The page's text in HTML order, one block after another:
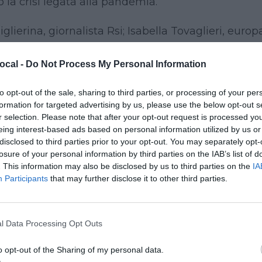
- Do Not Process My Personal Information
opt-out of the sale, sharing to third parties, or processing of your
for targeted advertising by us, please use the below opt-out
selection. Please note that after your opt-out request is processed
interest-based ads based on personal information utilized by us
to third parties prior to your opt-out. You may separately
of your personal information by third parties on the IAB’s list of
This information may also be disclosed by us to third parties on the
Participants that may further disclose it to other third parties.
Data Processing Opt Outs
opt-out of the Sharing of my personal data.
giornalista Rsi; Isabella Tovaglieri,
PD (in collegamento) . Modera:
Estense
della cura e dell’impegno nel giornalismo tra
di quattro progetti:
editoriale dentro la pandemia. Kronos è il
Kairos è invece il tempo soggettivo, che
è il titolo di un podcast che VareseNews ha
siano cambiate durante la pandemia. Con
Bassani, vicedirettore di VareseNews.